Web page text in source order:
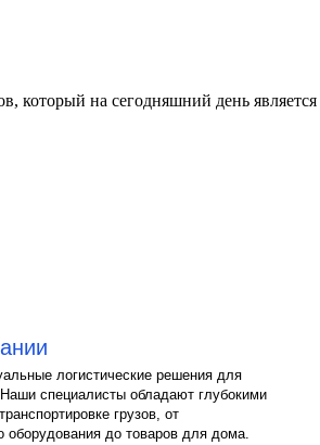
который на сегодняшний день является
логистические решения для
специалисты обладают глубокими
грузов, от
оборудования до товаров для дома.